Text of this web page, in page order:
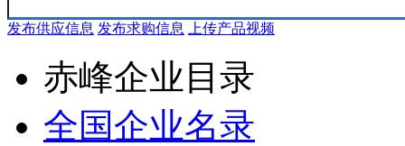
发布供应信息 发布求购信息 上传产品视频
赤峰企业目录
全国企业名录